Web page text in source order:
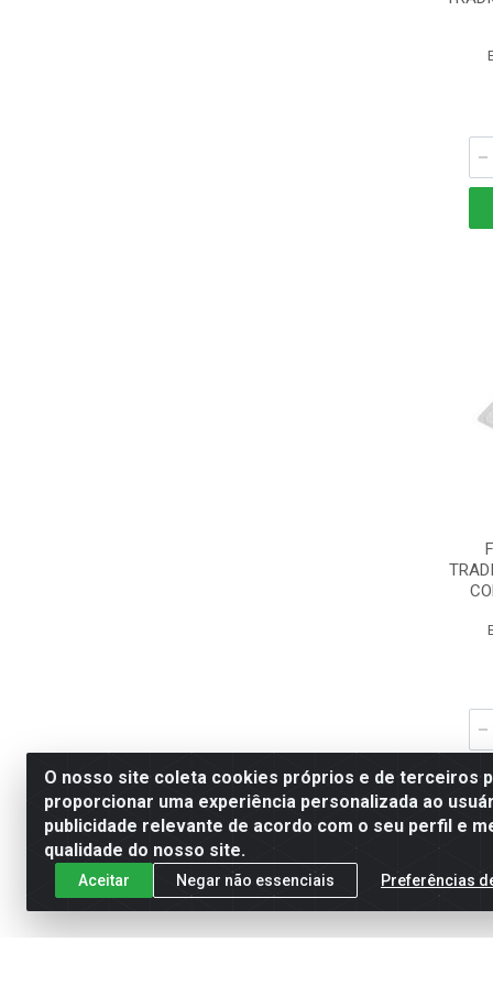
O nosso site coleta cookies próprios e de terceiros
proporcionar uma experiência personalizada ao
publicidade relevante de acordo com o seu perfil e
qualidade do nosso site.
Aceitar Negar não essenciais Preferências